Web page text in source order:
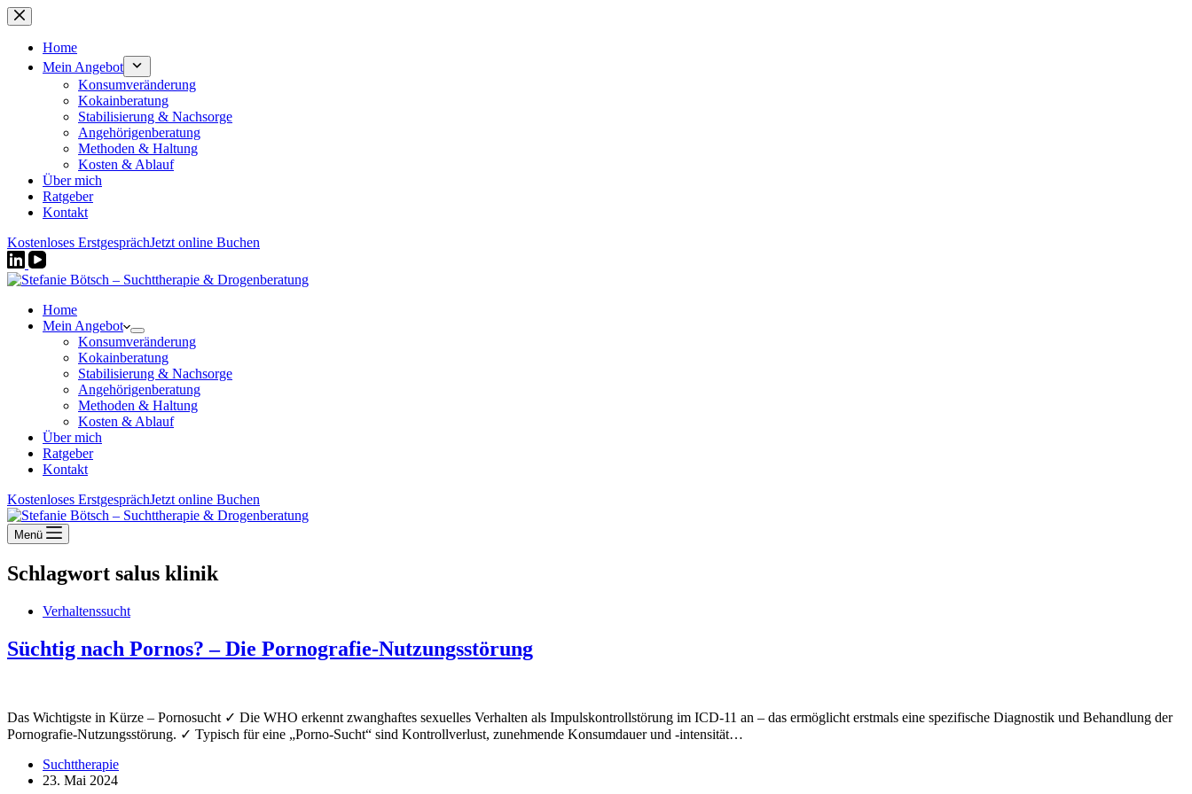
Zum
Inhalt
springenHome
Mein Angebot
Konsumveränderung
Kokainberatung
Stabilisierung & Nachsorge
Angehörigenberatung
Methoden & Haltung
Kosten & Ablauf
Über mich
Ratgeber
Kontakt
Kostenloses ErstgesprächJetzt online Buchen
Home
Mein Angebot
Konsumveränderung
Kokainberatung
Stabilisierung & Nachsorge
Angehörigenberatung
Methoden & Haltung
Kosten & Ablauf
Über mich
Ratgeber
Kontakt
Kostenloses ErstgesprächJetzt online Buchen
Menü
Schlagwort salus klinik
Verhaltenssucht
Süchtig nach Pornos? – Die Pornografie-Nutzungsstörung
Das Wichtigste in Kürze – Pornosucht ✓ Die WHO erkennt zwanghaftes sexuelles Verhalten als Impulskontrollstörung im ICD-11 an – das ermöglicht erstmals eine spezifische Diagnostik und Behandlung der
Pornografie-Nutzungsstörung. ✓ Typisch für eine „Porno-Sucht“ sind Kontrollverlust, zunehmende Konsumdauer und -intensität…
Suchttherapie
23. Mai 2024